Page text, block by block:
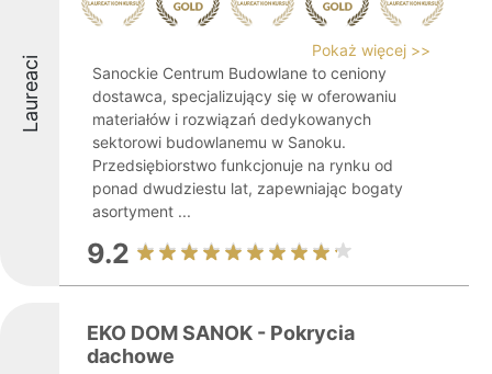
Laureaci
Pokaż więcej >>
Sanockie Centrum Budowlane to ceniony
dostawca, specjalizujący się w oferowaniu
materiałów i rozwiązań dedykowanych
sektorowi budowlanemu w Sanoku.
Przedsiębiorstwo funkcjonuje na rynku od
ponad dwudziestu lat, zapewniając bogaty
asortyment ...
9.2
EKO DOM SANOK - Pokrycia
dachowe